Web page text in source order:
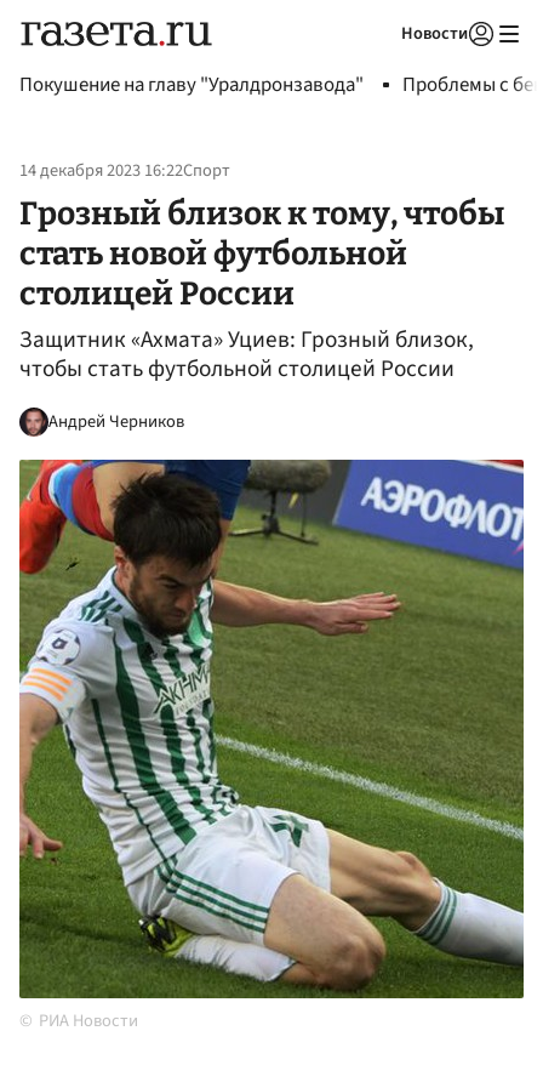
Новости
Покушение на главу "Уралдронзавода" Проблемы с
14 декабря 2023 16:22Спорт
Грозный близок к тому, чтобы
стать новой футбольной
столицей России
Защитник «Ахмата» Уциев: Грозный близок,
чтобы стать футбольной столицей России
Андрей Черников
РИА Новости